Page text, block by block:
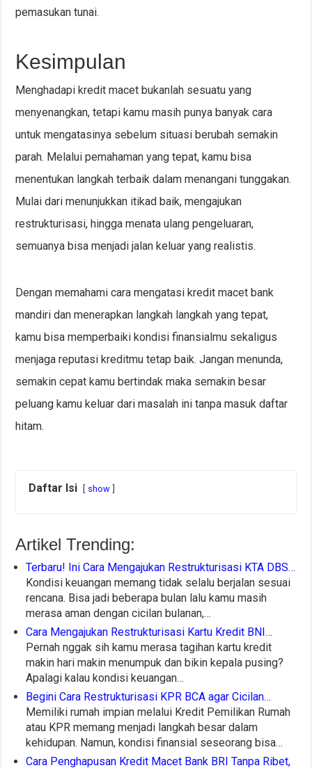
pemasukan tunai.
Kesimpulan
Menghadapi kredit macet bukanlah sesuatu yang
menyenangkan, tetapi kamu masih punya banyak cara
untuk mengatasinya sebelum situasi berubah semakin
parah. Melalui pemahaman yang tepat, kamu bisa
menentukan langkah terbaik dalam menangani tunggakan.
Mulai dari menunjukkan itikad baik, mengajukan
restrukturisasi, hingga menata ulang pengeluaran,
semuanya bisa menjadi jalan keluar yang realistis.
Dengan memahami cara mengatasi kredit macet bank
mandiri dan menerapkan langkah langkah yang tepat,
kamu bisa memperbaiki kondisi finansialmu sekaligus
menjaga reputasi kreditmu tetap baik. Jangan menunda,
semakin cepat kamu bertindak maka semakin besar
peluang kamu keluar dari masalah ini tanpa masuk daftar
hitam.
Daftar Isi show
Artikel Trending:
Terbaru! Ini Cara Mengajukan Restrukturisasi KTA DBS…
Kondisi keuangan memang tidak selalu berjalan sesuai
rencana. Bisa jadi beberapa bulan lalu kamu masih
merasa aman dengan cicilan bulanan,…
Cara Mengajukan Restrukturisasi Kartu Kredit BNI…
Pernah nggak sih kamu merasa tagihan kartu kredit
makin hari makin menumpuk dan bikin kepala pusing?
Apalagi kalau kondisi keuangan…
Begini Cara Restrukturisasi KPR BCA agar Cicilan…
Memiliki rumah impian melalui Kredit Pemilikan Rumah
atau KPR memang menjadi langkah besar dalam
kehidupan. Namun, kondisi finansial seseorang bisa…
Cara Penghapusan Kredit Macet Bank BRI Tanpa Ribet,